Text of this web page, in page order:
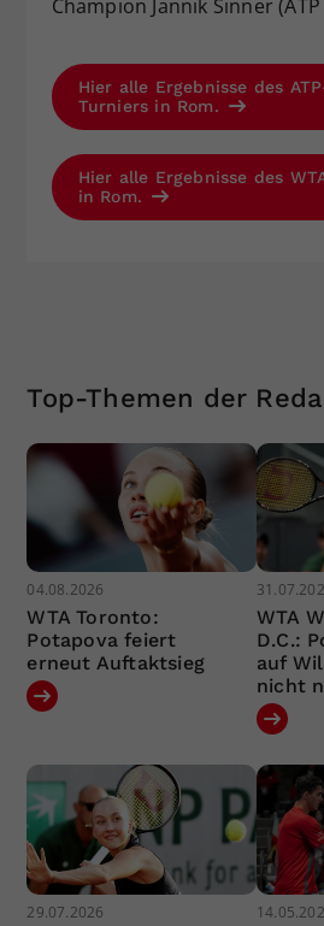
Champion Jannik Sinner
Hier alle Ergebnisse des
Turniers in Rom.
Hier alle Ergebnisse des
in Rom.
Top-Themen der
04.08.2026
WTA Toronto:
Potapova feiert
erneut Auftaktsieg
WTA
D.C.:
auf
nicht
29.07.2026